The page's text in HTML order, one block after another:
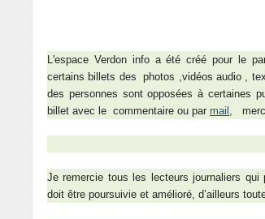
L'espace Verdon info a été créé pour le
certains billets des photos ,vidéos audio ,
des personnes sont opposées à certaines
billet avec le commentaire ou par mail ,
Je remercie tous les lecteurs journaliers qui
doit être poursuivie et amélioré, d’ailleurs